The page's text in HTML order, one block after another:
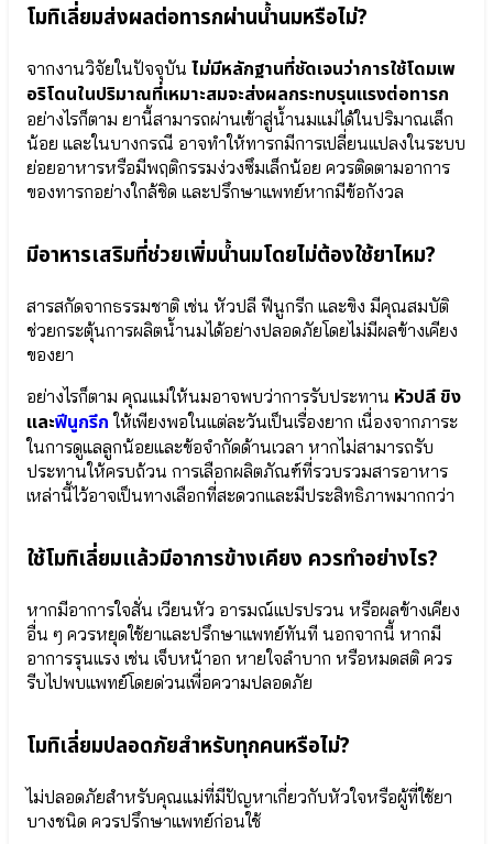
Protein
Shake
โปรตีน
เชคเร่ง
สูง
Pro
Nutrient
เจริญ
⦿ หมอ
พลอย
ลูก
อัจฉริยะ
สร้างได้
⦿
คุณ
ตั้ง
ครรภ์
ลูก
น้อย
⦿
สมอง
จำ
⦿ เสริม
⦿
พัฒนาการ
กลู
Beta-
glucan
Wellmune
●
จุลินทรีย์
ที่
ดี
Bacillus
●
ปกป้อง
Bifidobacterium
infantis
●
สุขภาพ
Bifidobacterium
lactis
●
จุลินทรีย์
มาก
Lactobacillus
Plantarum
แลค
โต
บาซิลลัส
แอ
ซิ
ฟิลัส
Lactobacillus
●
สาร
อาหาร
โมทิเลี่ยมส่งผลต่อทารกผ่านน้ำนมหรือไม่?
จากงานวิจัยในปัจจุบัน ไม่มีหลักฐานที่ชัดเจนว่าการใช้โดมเพ
อริโดนในปริมาณที่เหมาะสมจะส่งผลกระทบรุนแรงต่อทารก
อย่างไรก็ตาม ยานี้สามารถผ่านเข้าสู่น้ำนมแม่ได้ในปริมาณเล็ก
น้อย และในบางกรณี อาจทำให้ทารกมีการเปลี่ยนแปลงในระบบ
ย่อยอาหารหรือมีพฤติกรรมง่วงซึมเล็กน้อย ควรติดตามอาการ
ของทารกอย่างใกล้ชิด และปรึกษาแพทย์หากมีข้อกังวล
มีอาหารเสริมที่ช่วยเพิ่มน้ำนมโดยไม่ต้องใช้ยาไหม?
สารสกัดจากธรรมชาติ เช่น หัวปลี ฟีนูกรีก และขิง มีคุณสมบัติ
ช่วยกระตุ้นการผลิตน้ำนมได้อย่างปลอดภัยโดยไม่มีผลข้างเคียง
ของยา
อย่างไรก็ตาม คุณแม่ให้นมอาจพบว่าการรับประทาน หัวปลี ขิง
และฟีนูกรีก ให้เพียงพอในแต่ละวันเป็นเรื่องยาก เนื่องจากภาระ
ในการดูแลลูกน้อยและข้อจำกัดด้านเวลา หากไม่สามารถรับ
ประทานให้ครบถ้วน การเลือกผลิตภัณฑ์ที่รวบรวมสารอาหาร
เหล่านี้ไว้อาจเป็นทางเลือกที่สะดวกและมีประสิทธิภาพมากกว่า
ใช้โมทิเลี่ยมแล้วมีอาการข้างเคียง ควรทำอย่างไร?
หากมีอาการใจสั่น เวียนหัว อารมณ์แปรปรวน หรือผลข้างเคียง
อื่น ๆ ควรหยุดใช้ยาและปรึกษาแพทย์ทันที นอกจากนี้ หากมี
อาการรุนแรง เช่น เจ็บหน้าอก หายใจลำบาก หรือหมดสติ ควร
รีบไปพบแพทย์โดยด่วนเพื่อความปลอดภัย
โมทิเลี่ยมปลอดภัยสำหรับทุกคนหรือไม่?
ไม่ปลอดภัยสำหรับคุณแม่ที่มีปัญหาเกี่ยวกับหัวใจหรือผู้ที่ใช้ยา
บางชนิด ควรปรึกษาแพทย์ก่อนใช้